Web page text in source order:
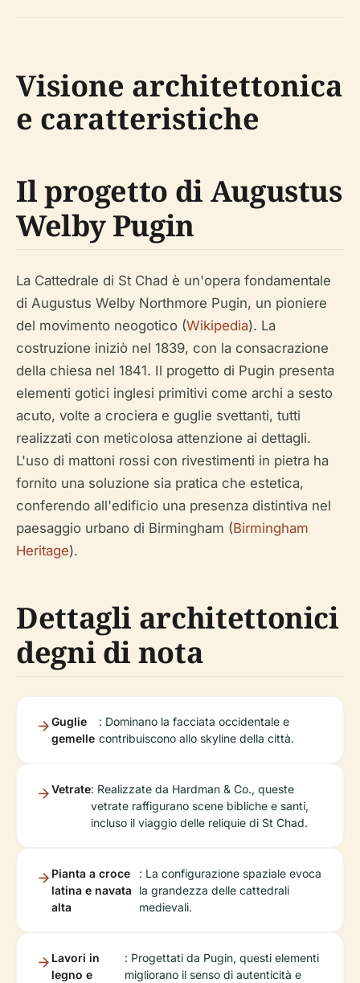
Visione architettonica
e caratteristiche
Il progetto di Augustus
Welby Pugin
La Cattedrale di St Chad è un'opera fondamentale
di Augustus Welby Northmore Pugin, un pioniere
del movimento neogotico (Wikipedia). La
costruzione iniziò nel 1839, con la consacrazione
della chiesa nel 1841. Il progetto di Pugin presenta
elementi gotici inglesi primitivi come archi a sesto
acuto, volte a crociera e guglie svettanti, tutti
realizzati con meticolosa attenzione ai dettagli.
L'uso di mattoni rossi con rivestimenti in pietra ha
fornito una soluzione sia pratica che estetica,
conferendo all'edificio una presenza distintiva nel
paesaggio urbano di Birmingham (Birmingham
Heritage).
Dettagli architettonici
degni di nota
Guglie
gemelle
: Dominano la facciata occidentale e
contribuiscono allo skyline della città.
Vetrate: Realizzate da Hardman & Co., queste
vetrate raffigurano scene bibliche e santi,
incluso il viaggio delle reliquie di St Chad.
Pianta a croce
latina e navata
alta
: La configurazione spaziale evoca
la grandezza delle cattedrali
medievali.
Lavori in
legno e
: Progettati da Pugin, questi elementi
migliorano il senso di autenticità e